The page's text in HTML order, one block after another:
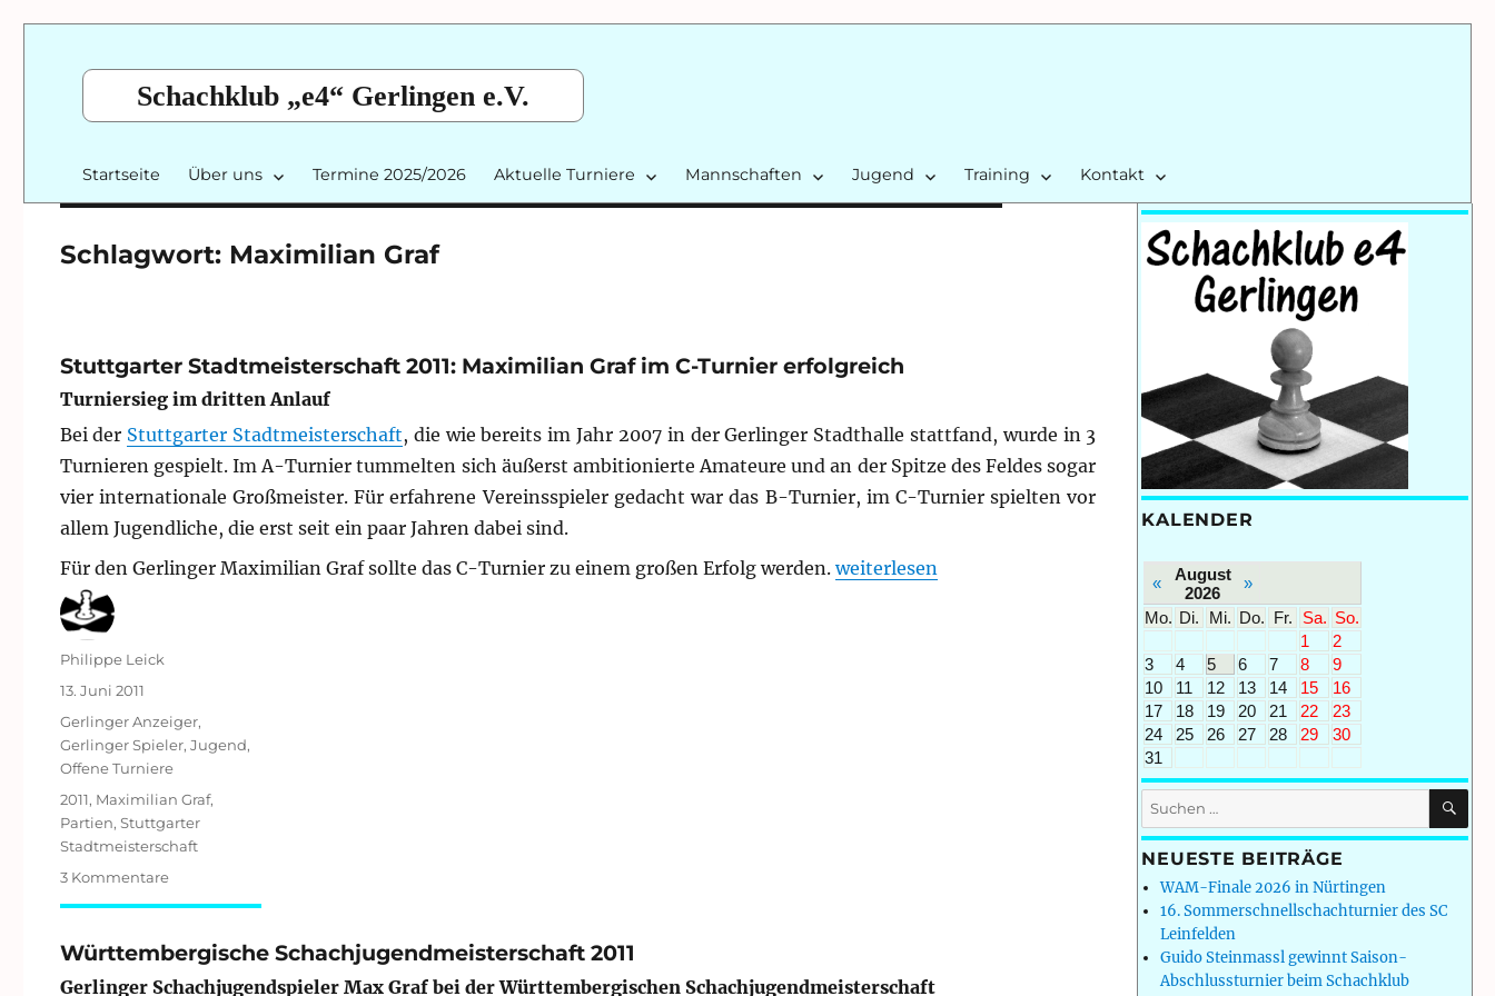
Schachklub „e4“ Gerlingen e.V.
Startseite Über uns Termine 2025/2026 Aktuelle Turniere Mannschaften Jugend Training Kontakt
Schlagwort: Maximilian Graf
Stuttgarter Stadtmeisterschaft 2011: Maximilian Graf im C-Turnier erfolgreich
Turniersieg im dritten Anlauf
Bei der Stuttgarter Stadtmeisterschaft, die wie bereits im Jahr 2007 in der Gerlinger Stadthalle stattfand, wurde in 3
Turnieren gespielt. Im A-Turnier tummelten sich äußerst ambitionierte Amateure und an der Spitze des Feldes sogar
vier internationale Großmeister. Für erfahrene Vereinsspieler gedacht war das B-Turnier, im C-Turnier spielten vor
allem Jugendliche, die erst seit ein paar Jahren dabei sind.
Für den Gerlinger Maximilian Graf sollte das C-Turnier zu einem großen Erfolg werden.„Stuttgarter Stadtmeisterschaft 2011: Maximilian Graf im C-Turnier
weiterlesen
Autor
Philippe Leick
Veröffentlicht
am
13. Juni 2011
Kategorien
Gerlinger Anzeiger,
Gerlinger Spieler, Jugend,
Offene Turniere
Schlagwörter
2011, Maximilian Graf,
Partien, Stuttgarter
Stadtmeisterschaft
3 Kommentarezu
Stuttgarter
2011:
Maximilian
Württembergische Schachjugendmeisterschaft 2011
Gerlinger Schachjugendspieler Max Graf bei der Württembergischen Schachjugendmeisterschaft
KALENDER
«
August
2026
»
Mo. Di. Mi. Do. Fr. Sa. So.
1
2
3
4 5 6 7 8
9
10
11 12 13 14 15
16
17
18 19 20 21 22
23
24
25 26 27 28 29
30
31
Suchen
nach:
NEUESTE BEITRÄGE
WAM-Finale 2026 in Nürtingen
16. Sommerschnellschachturnier des SC
Leinfelden
Guido Steinmassl gewinnt Saison-
Abschlussturnier beim Schachklub